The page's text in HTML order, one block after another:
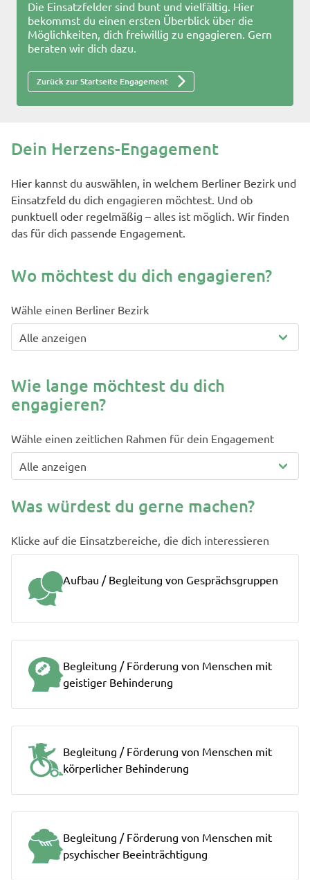
Die Einsatzfelder sind bunt und vielfältig. Hier
bekommst du einen ersten Überblick über die
Möglichkeiten, dich freiwillig zu engagieren. Gern
beraten wir dich dazu.
Zurück zur Startseite Engagement
Dein Herzens-Engagement
Hier kannst du auswählen, in welchem Berliner Bezirk und
Einsatzfeld du dich engagieren möchtest. Und ob
punktuell oder regelmäßig – alles ist möglich. Wir finden
das für dich passende Engagement.
Wo möchtest du dich engagieren?
Wähle einen Berliner Bezirk
Wie lange möchtest du dich
engagieren?
Wähle einen zeitlichen Rahmen für dein Engagement
Was würdest du gerne machen?
Klicke auf die Einsatzbereiche, die dich interessieren
Aufbau / Begleitung von Gesprächsgruppen
Begleitung / Förderung von Menschen mit
geistiger Behinderung
Begleitung / Förderung von Menschen mit
körperlicher Behinderung
Begleitung / Förderung von Menschen mit
psychischer Beeinträchtigung